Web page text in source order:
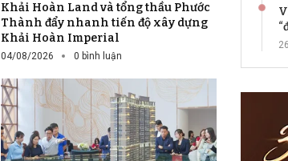
Khải Hoàn Land và tổng thầu Phước
Thành đẩy nhanh tiến độ xây dựng
Khải Hoàn Imperial
04/08/2026 0 bình luận